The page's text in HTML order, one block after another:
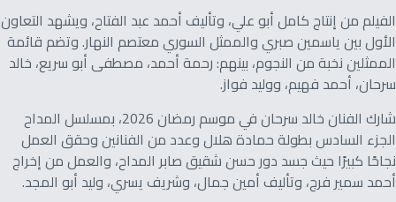
الفيلم من إنتاج كامل أبو علي، وتأليف أحمد عبد الفتاح، ويشهد التعاون
الأول بين ياسمين صبري والممثل السوري معتصم النهار. وتضم قائمة
الممثلين نخبة من النجوم، بينهم: رحمة أحمد، مصطفى أبو سريع، خالد
سرحان، أحمد فهيم، ووليد فواز.
شارك الفنان خالد سرحان في موسم رمضان 2026، بمسلسل المداح
الجزء السادس بطولة حمادة هلال وعدد من الفنانين وحقق العمل
نجاحًا كبيرًا حيث جسد دور حسن شقيق صابر المداح، والعمل من إخراج
أحمد سمير فرج، وتأليف أمين جمال، وشريف يسري، وليد أبو المجد.